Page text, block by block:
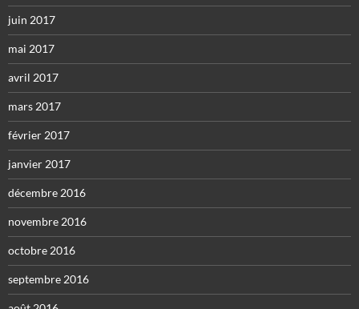
juin 2017
mai 2017
avril 2017
mars 2017
février 2017
janvier 2017
décembre 2016
novembre 2016
octobre 2016
septembre 2016